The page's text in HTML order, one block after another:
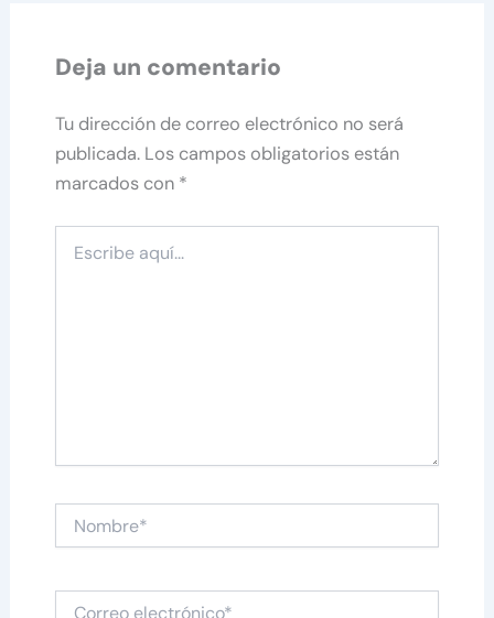
Deja un comentario
Tu dirección de correo electrónico no será
publicada. Los campos obligatorios están
marcados con *
aquí...